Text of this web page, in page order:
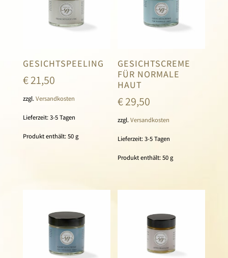
GESICHTSPEELING
€21,50
zzgl.Versandkosten
Lieferzeit:3-5 Tagen
Produkt enthält: 50g
GESICHTSCREME
FÜR NORMALE
HAUT
€29,50
zzgl.Versandkosten
Lieferzeit:3-5 Tagen
Produkt enthält: 50g